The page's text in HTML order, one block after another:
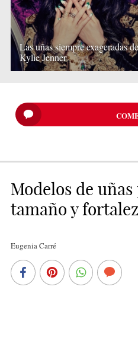
Las uñas siempre exageradas
Kylie Jenner
Modelos de
tamaño y
Eugenia Carré